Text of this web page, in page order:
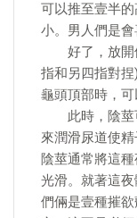
可以推至壹半
小。男人們是會
好了，放開
指和另四指對
龜頭頂部時，可
此時，陰莖
來潤滑尿道使
陰莖通常將這
光滑。就著這
們倆是壹種摧